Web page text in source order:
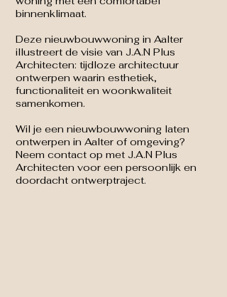
binnenklimaat.
Deze nieuwbouwwoning in Aalter
illustreert de visie van J.A.N Plus
Architecten: tijdloze architectuur
ontwerpen waarin esthetiek,
functionaliteit en woonkwaliteit
samenkomen.
Wil je een nieuwbouwwoning laten
ontwerpen in Aalter of omgeving?
Neem contact op met J.A.N Plus
Architecten voor een persoonlijk en
doordacht ontwerptraject.